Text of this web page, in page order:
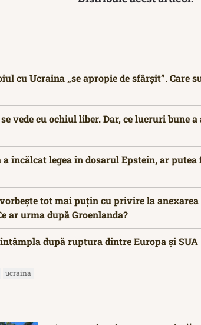
cu Ucraina „se apropie de sfârșit”. Care
vede cu ochiul liber. Dar, ce lucruri bune
a încălcat legea în dosarul Epstein, ar
tot mai puțin cu privire la anexarea
ar urma după Groenlanda?
după ruptura dintre Europa și SUA
ucraina